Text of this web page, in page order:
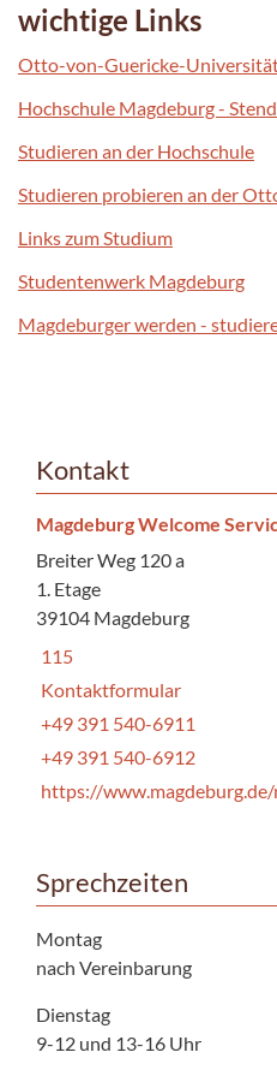
wichtige Links
Otto-von-Guericke-
Hochschule Magdeburg -
Studieren an der Hochschule
Studieren probieren an der
Links zum Studium
Studentenwerk Magdeburg
Magdeburger werden -
Kontakt
Magdeburg Welcome
Breiter Weg 120 a
1. Etage
39104 Magdeburg
115
Kontaktformular
+49 391 540-6911
+49 391 540-6912
https://
Sprechzeiten
Montag
nach Vereinbarung
Dienstag
9-12 und 13-16 Uhr